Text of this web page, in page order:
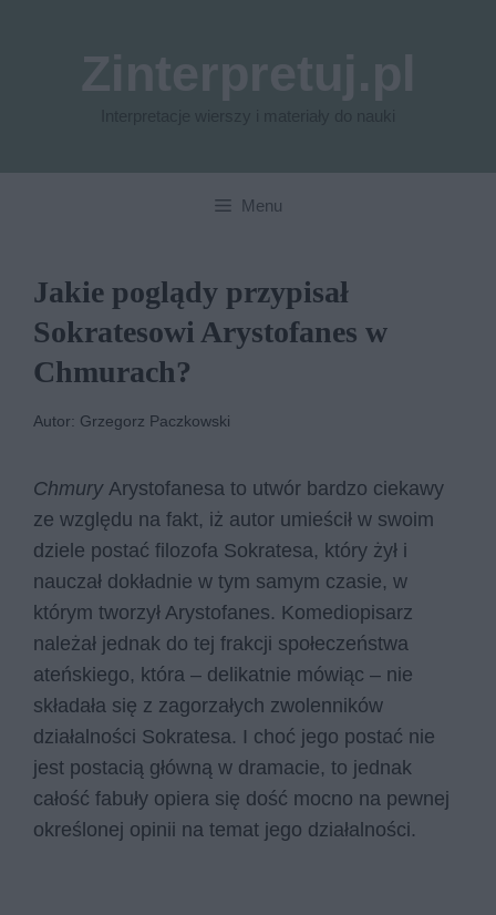
Menu
Jakie poglądy przypisał
Sokratesowi Arystofanes w
Chmurach?
Autor: Grzegorz Paczkowski
Chmury Arystofanesa to utwór bardzo ciekawy
ze względu na fakt, iż autor umieścił w swoim
dziele postać filozofa Sokratesa, który żył i
nauczał dokładnie w tym samym czasie, w
którym tworzył Arystofanes. Komediopisarz
należał jednak do tej frakcji społeczeństwa
ateńskiego, która – delikatnie mówiąc – nie
składała się z zagorzałych zwolenników
działalności Sokratesa. I choć jego postać nie
jest postacią główną w dramacie, to jednak
całość fabuły opiera się dość mocno na pewnej
określonej opinii na temat jego działalności.